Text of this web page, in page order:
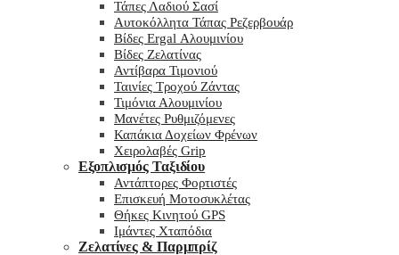
Τάπες Λαδιού Σασί
Αυτοκόλλητα Τάπας Ρεζερβουάρ
Βίδες Ergal Αλουμινίου
Βίδες Ζελατίνας
Αντίβαρα Τιμονιού
Ταινίες Τροχού Ζάντας
Τιμόνια Αλουμινίου
Μανέτες Ρυθμιζόμενες
Καπάκια Δοχείων Φρένων
Χειρολαβές Grip
Εξοπλισμός Ταξιδίου
Αντάπτορες Φορτιστές
Επισκευή Μοτοσυκλέτας
Θήκες Κινητού GPS
Ιμάντες Χταπόδια
Ζελατίνες & Παρμπρίζ